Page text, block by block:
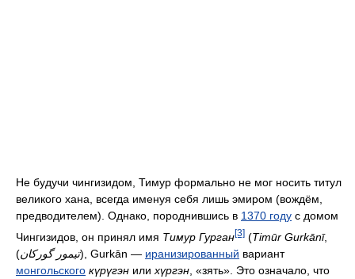
Не будучи чингизидом, Тимур формально не мог носить титул
великого хана, всегда именуя себя лишь эмиром (вождём,
предводителем). Однако, породнившись в 1370 году с домом
Чингизидов, он принял имя Тимур Гурган[3] (Timūr Gurkānī,
(تيموﺭ گوركان), Gurkān — иранизированный вариант
монгольского күрүгэн или хүргэн , «зять». Это означало, что